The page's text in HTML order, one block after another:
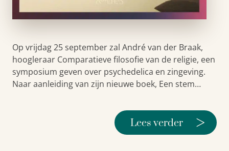
Op vrijdag 25 september zal André van der Braak,
hoogleraar Comparatieve filosofie van de religie, een
symposium geven over psychedelica en zingeving.
Naar aanleiding van zijn nieuwe boek, Een stem…
Lees verder >